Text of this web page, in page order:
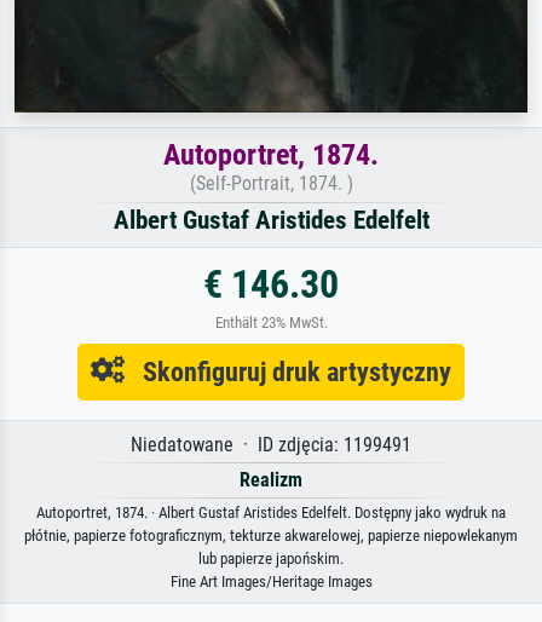
Autoportret, 1874.
(Self-Portrait, 1874. )
Albert Gustaf Aristides Edelfelt
€ 146.30
Enthält 23% MwSt.
Skonfiguruj druk artystyczny
Niedatowane · ID zdjęcia: 1199491
Realizm
Autoportret, 1874. · Albert Gustaf Aristides Edelfelt. Dostępny jako wydruk na
płótnie, papierze fotograficznym, tekturze akwarelowej, papierze niepowlekanym
lub papierze japońskim.
Fine Art Images/Heritage Images